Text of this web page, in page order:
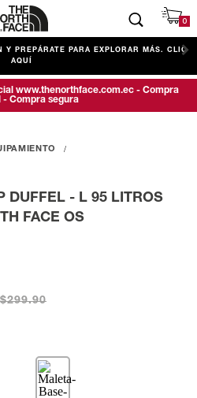
0
Y PREPÁRATE PARA EXPLORAR MÁS. CLIC
AQUÍ
www.thenorthface.com.ec - Compra
- Compra segura
DUFFEL - L 95 LITROS
FACE OS